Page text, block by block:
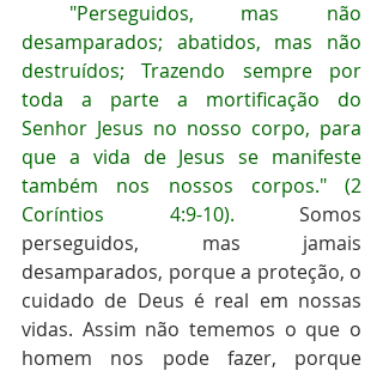
desamparados; abatidos, mas não
destruídos; Trazendo sempre por
toda a parte a mortificação do
Senhor Jesus no nosso corpo, para
que a vida de Jesus se manifeste
também nos nossos corpos." (2
Coríntios 4:9-10). Somos
perseguidos, mas jamais
desamparados, porque a proteção, o
cuidado de Deus é real em nossas
vidas. Assim não tememos o que o
homem nos pode fazer, porque